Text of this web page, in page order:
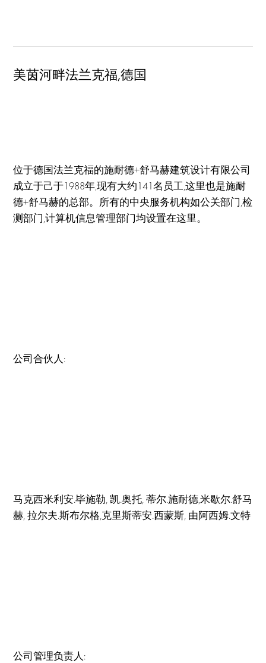
美茵河畔法兰克福,德国
位于德国法兰克福的施耐德+舒马赫建筑设计有限公司
成立于己于1988年,现有大约141名员工,这里也是施耐
德+舒马赫的总部。所有的中央服务机构如公关部门,检
测部门,计算机信息管理部门均设置在这里。
公司合伙人:
马克西米利安.毕施勒, 凯.奥托, 蒂尔.施耐德,米歇尔.舒马
赫, 拉尔夫.斯布尔格,克里斯蒂安.西蒙斯, 由阿西姆.文特
公司管理负责人: